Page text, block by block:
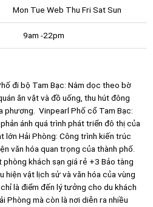
Mon Tue Web Thu Fri Sat Sun
9am -22pm
đi bộ Tam Bạc: Nằm dọc theo bờ
ăn vặt và đồ uống, thu hút đông
phương. ​ Vinpearl Phố cổ Tam Bạc:
ánh quá trình phát triển đô thị của
lớn Hải Phòng: Công trình kiến trúc
văn hóa quan trọng của thành phố.
khách sạn giá rẻ +3 Bảo tàng
hiện vật lịch sử và văn hóa của vùng
là điểm đến lý tưởng cho du khách
Phòng mà còn là nơi diễn ra nhiều